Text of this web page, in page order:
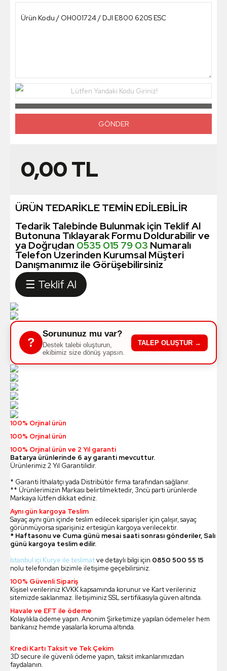
Lütfen Yandaki Kodu Giriniz!
0,00TL
ÜRÜN TEDARİKLE TEMİN EDİLEBİLİR
Tedarik Talebinde Bulunmak için Teklif Al
Butonuna Tıklayarak Formu Doldurabilir ve
ya Doğrudan 0535 015 79 03 Numaralı
Telefon Üzerinden Kurumsal Müşteri
Danışmanımız ile Görüşebilirsiniz
☰ Teklif Al
?
Sorununuz mu var?
Destek talebi oluşturun,
ekibimiz size dönüş yapsın.
TALEP OLUŞTUR →
100% Orjinal ürün
100% Orjinal ürün
100% Orjinal ürün ve 2 Yıl garanti
Batarya ürünlerinde 6 ay garanti mevcuttur.
Ürünlerimiz 2 Yıl Garantilidir.
* Garanti İthalatçı yada Distribütör firma tarafından sağlanır.
** Ürünlerimizin Markası belirtilmektedir, 3ncü parti ürünlerde
Markaya lütfen dikkat ediniz.
Aynı gün kargoya Teslim
Sayaç aynı gün içinde teslim edilecek siparişler için çalışır, sayaç
görünmüyorsa siparişiniz ertesigün kargoya verilecektir.
* Haftasonu ve Cuma günü mesai saati sonrası gönderiler, Salı
günü kargoya teslim edilir.
İstanbul içi Kurye ile teslimatve detaylı bilgi için 0850 500 55 15
nolu telefondan bizimle iletişime geçebilirsiniz.
100% Güvenli Sipariş
Kişisel verileriniz KVKK kapsamında korunur ve Kart verileriniz
sitemizde saklanmaz. İletişiminiz SSL sertifikasıyla güven altında.
Havale ve EFT ile ödeme
Kolaylıkla ödeme yapın. Anonim Şirketimize yapılan ödemeler hem
bankanız hemde yasalarla koruma altında.
Kredi Kartı Taksit ve Tek Çekim
3D secure ile güvenli ödeme yapın, taksit imkanlarımızdan
faydalanın.